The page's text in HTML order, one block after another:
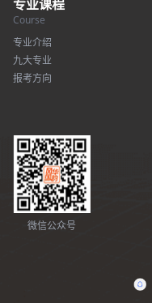
专业课程
Course
专业介绍
九大专业
报考方向
微信公众号